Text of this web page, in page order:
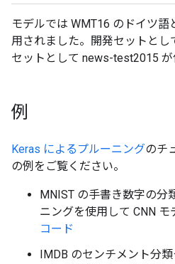
モデルでは WMT16 のドイツ
用されました。開発セットと
セットとして news-test2015 が
例
Keras によるプルーニングのチ
の例をご覧ください。
MNIST の手書き数字の分
ニングを使用して CNN
コード
IMDB のセンチメント分